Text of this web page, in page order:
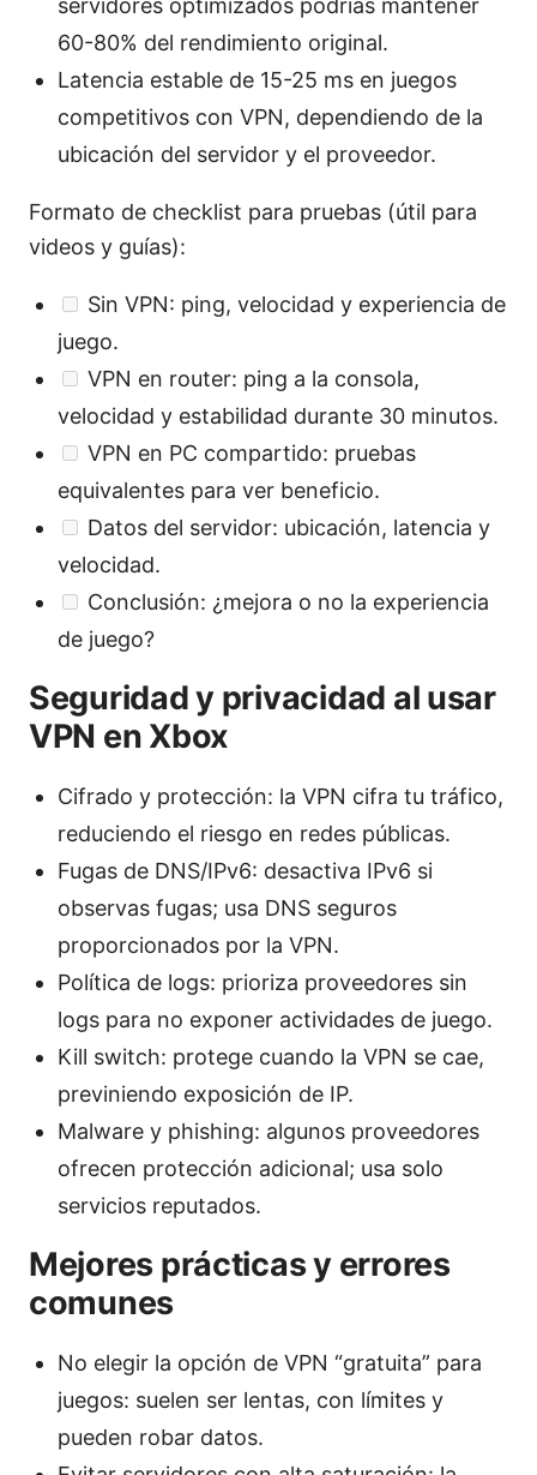
60-80% del rendimiento original.
Latencia estable de 15-25 ms en juegos
competitivos con VPN, dependiendo de la
ubicación del servidor y el proveedor.
Formato de checklist para pruebas (útil para
videos y guías):
Sin VPN: ping, velocidad y experiencia de
juego.
VPN en router: ping a la consola,
velocidad y estabilidad durante 30 minutos.
VPN en PC compartido: pruebas
equivalentes para ver beneficio.
Datos del servidor: ubicación, latencia y
velocidad.
Conclusión: ¿mejora o no la experiencia
de juego?
Seguridad y privacidad al usar
VPN en Xbox
Cifrado y protección: la VPN cifra tu tráfico,
reduciendo el riesgo en redes públicas.
Fugas de DNS/IPv6: desactiva IPv6 si
observas fugas; usa DNS seguros
proporcionados por la VPN.
Política de logs: prioriza proveedores sin
logs para no exponer actividades de juego.
Kill switch: protege cuando la VPN se cae,
previniendo exposición de IP.
Malware y phishing: algunos proveedores
ofrecen protección adicional; usa solo
servicios reputados.
Mejores prácticas y errores
comunes
No elegir la opción de VPN “gratuita” para
juegos: suelen ser lentas, con límites y
pueden robar datos.